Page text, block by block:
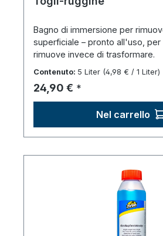
Bagno di immersione per
superficiale – pronto all'uso, per
rimuove invece di trasformare.
Contenuto: 5 Liter (4,98 € / 1 Liter)
Prezzo normale:
24,90 € *
Nel carrello